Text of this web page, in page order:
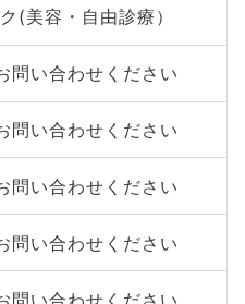
(美容・自由診療）
問い合わせください
問い合わせください
問い合わせください
問い合わせください
問い合わせください